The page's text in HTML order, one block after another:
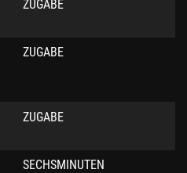
ZUGABE
ZUGABE
ZUGABE
SECHSMINUTEN